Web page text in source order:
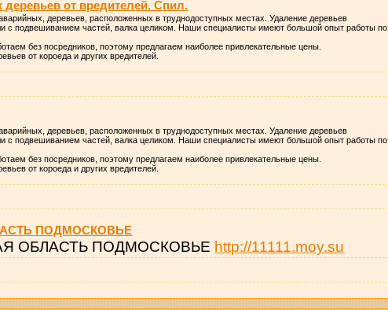
от вредителей. Спил.
деревьев, расположенных в труднодоступных местах. Удаление деревьев
с подвешиванием частей, валка целиком. Наши специалисты имеют большой опыт работы по
без посредников, поэтому предлагаем наиболее привлекательные цены.
от короеда и других вредителей.
деревьев, расположенных в труднодоступных местах. Удаление деревьев
с подвешиванием частей, валка целиком. Наши специалисты имеют большой опыт работы по
без посредников, поэтому предлагаем наиболее привлекательные цены.
от короеда и других вредителей.
ПОДМОСКОВЬЕ
ОБЛАСТЬ ПОДМОСКОВЬЕ http://11111.moy.su